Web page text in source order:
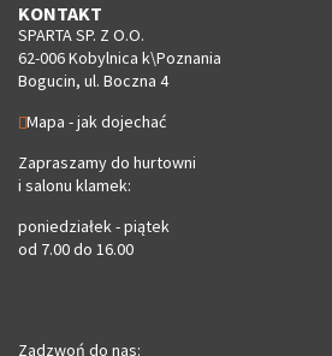
KONTAKT
SPARTA SP. Z O.O.
62-006 Kobylnica k\Poznania
Bogucin, ul. Boczna 4
Mapa - jak dojechać
Zapraszamy do hurtowni
i salonu klamek:
poniedziałek - piątek
od 7.00 do 16.00
Zadzwoń do nas: